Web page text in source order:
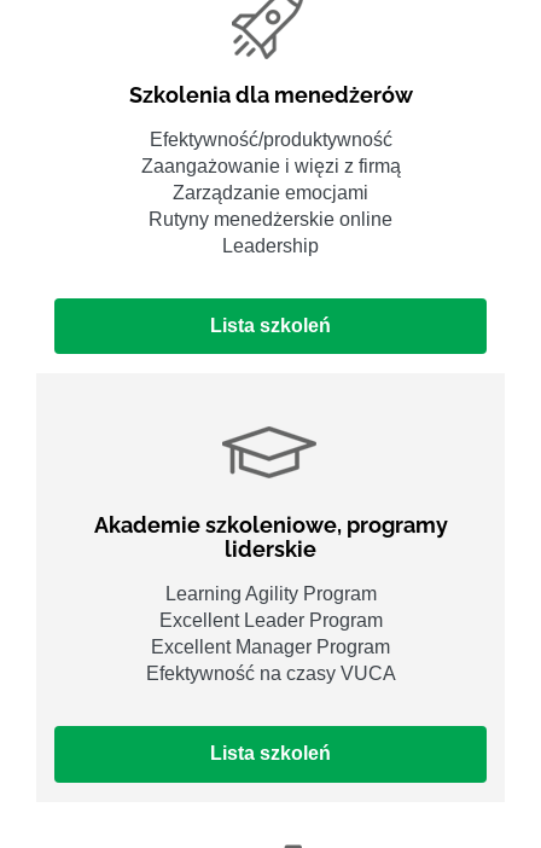
Szkolenia dla menedżerów
Efektywność/produktywność
Zaangażowanie i więzi z firmą
Zarządzanie emocjami
Rutyny menedżerskie online
Leadership
Lista szkoleń
Akademie szkoleniowe, programy
liderskie
Learning Agility Program
Excellent Leader Program
Excellent Manager Program
Efektywność na czasy VUCA
Lista szkoleń